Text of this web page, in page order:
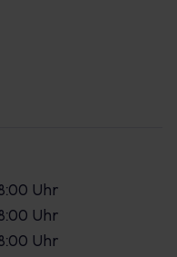
Uhr
Uhr
Uhr